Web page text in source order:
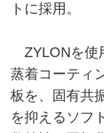
トに採用。
ZYLONを使
蒸着コーティ
板を、固有共
を抑えるソフ